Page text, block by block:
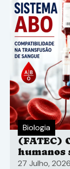
Biologia
(FATEC)
humanos
sistema
27 Julho, 2026